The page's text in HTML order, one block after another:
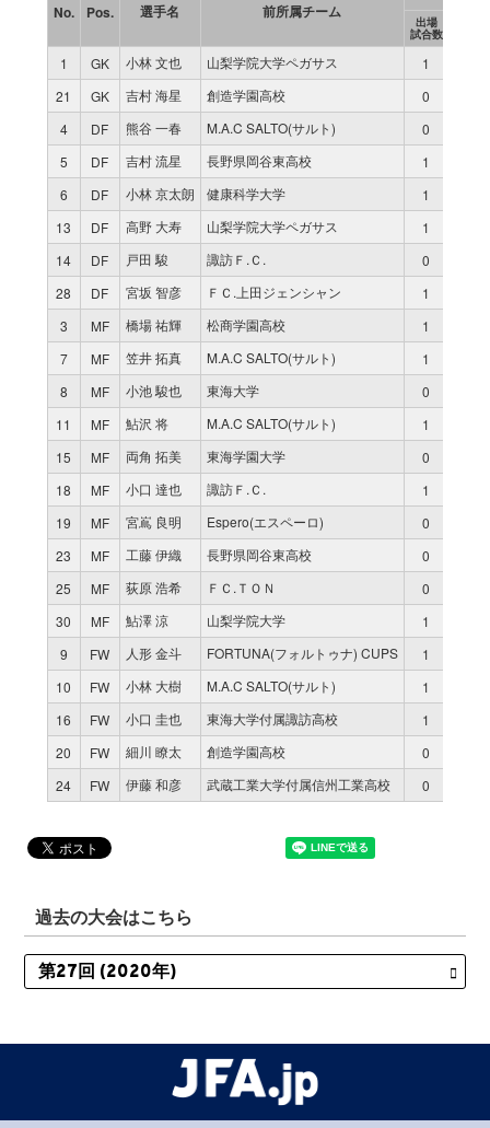
No. Pos. 選手名 前所属チーム
出場
試合数
1 GK 小林 文也 山梨学院大学ペガサス 1
21
GK 吉村 海星 創造学園高校 0
4
DF 熊谷 一春 M.A.C SALTO(サルト) 0
5
DF 吉村 流星 長野県岡谷東高校 1
6
DF 小林 京太朗 健康科学大学 1
13
DF 高野 大寿 山梨学院大学ペガサス 1
14
DF 戸田 駿 諏訪Ｆ.Ｃ. 0
28
DF 宮坂 智彦 ＦＣ.上田ジェンシャン 1
3
MF 橋場 祐輝 松商学園高校 1
7
MF 笠井 拓真 M.A.C SALTO(サルト) 1
8
MF 小池 駿也 東海大学 0
11
MF 鮎沢 将 M.A.C SALTO(サルト) 1
15
MF 両角 拓美 東海学園大学 0
18
MF 小口 達也 諏訪Ｆ.Ｃ. 1
19
MF 宮嶌 良明 Espero(エスペーロ) 0
23
MF 工藤 伊織 長野県岡谷東高校 0
25
MF 荻原 浩希 ＦＣ.ＴＯＮ 0
30
MF 鮎澤 涼 山梨学院大学 1
9
FW 人形 金斗 FORTUNA(フォルトゥナ) CUPS 1
10
FW 小林 大樹 M.A.C SALTO(サルト) 1
16
FW 小口 圭也 東海大学付属諏訪高校 1
20
FW 細川 瞭太 創造学園高校 0
24
FW 伊藤 和彦 武蔵工業大学付属信州工業高校 0
過去の大会はこちら